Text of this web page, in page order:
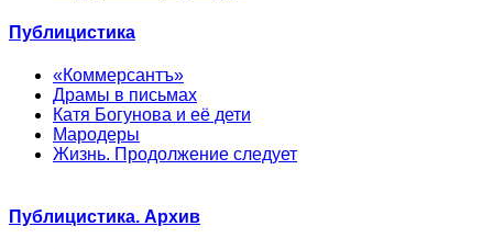
Публицистика
«Коммерсантъ»
Драмы в письмах
Катя Богунова и её дети
Мародеры
Жизнь. Продолжение следует
Публицистика. Архив